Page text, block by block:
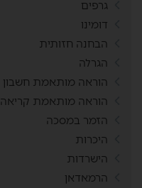
גרפים
דומינו
הבחנה חזותית
הגרלה
הוראה מותאמת חשבון
הוראה מותאמת קריאה
הזמר במסכה
היכרות
הישרדות
הרמאדאן